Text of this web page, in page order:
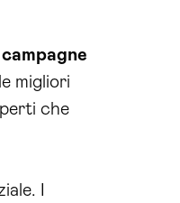
campagne
migliori
che
I